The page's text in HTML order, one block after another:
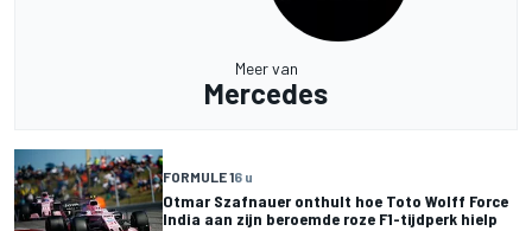
Meer van
Mercedes
FORMULE 16 u
Otmar Szafnauer onthult hoe Toto Wolff Force
India aan zijn beroemde roze F1-tijdperk hielp